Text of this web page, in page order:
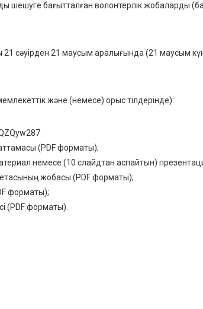
шешуге бағытталған волонтерлік жобаларды
21 сәуірден 21 маусым аралығында (21 маусым
және (немесе) орыс тілдерінде):
(PDF форматы);
немесе (10 слайдтан аспайтын)
жобасы (PDF форматы);
форматы);
(PDF форматы).